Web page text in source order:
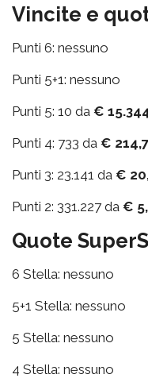
Vincite e
Punti 6: nessuno
Punti 5+1: nessuno
Punti 5: 10 da €
Punti 4: 733 da €
Punti 3: 23.141 da €
Punti 2: 331.227 da €
Quote
6 Stella: nessuno
5+1 Stella: nessuno
5 Stella: nessuno
4 Stella: nessuno